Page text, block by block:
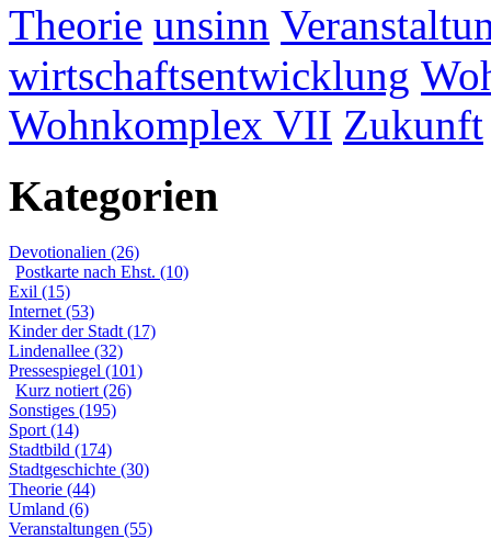
Theorie unsinn
wirtschaftsentwicklung
Wohnkomplex VII Zukunft
Kategorien
Devotionalien (26)
Postkarte nach Ehst. (10)
Exil (15)
Internet (53)
Kinder der Stadt (17)
Lindenallee (32)
Pressespiegel (101)
Kurz notiert (26)
Sonstiges (195)
Sport (14)
Stadtbild (174)
Stadtgeschichte (30)
Theorie (44)
Umland (6)
Veranstaltungen (55)